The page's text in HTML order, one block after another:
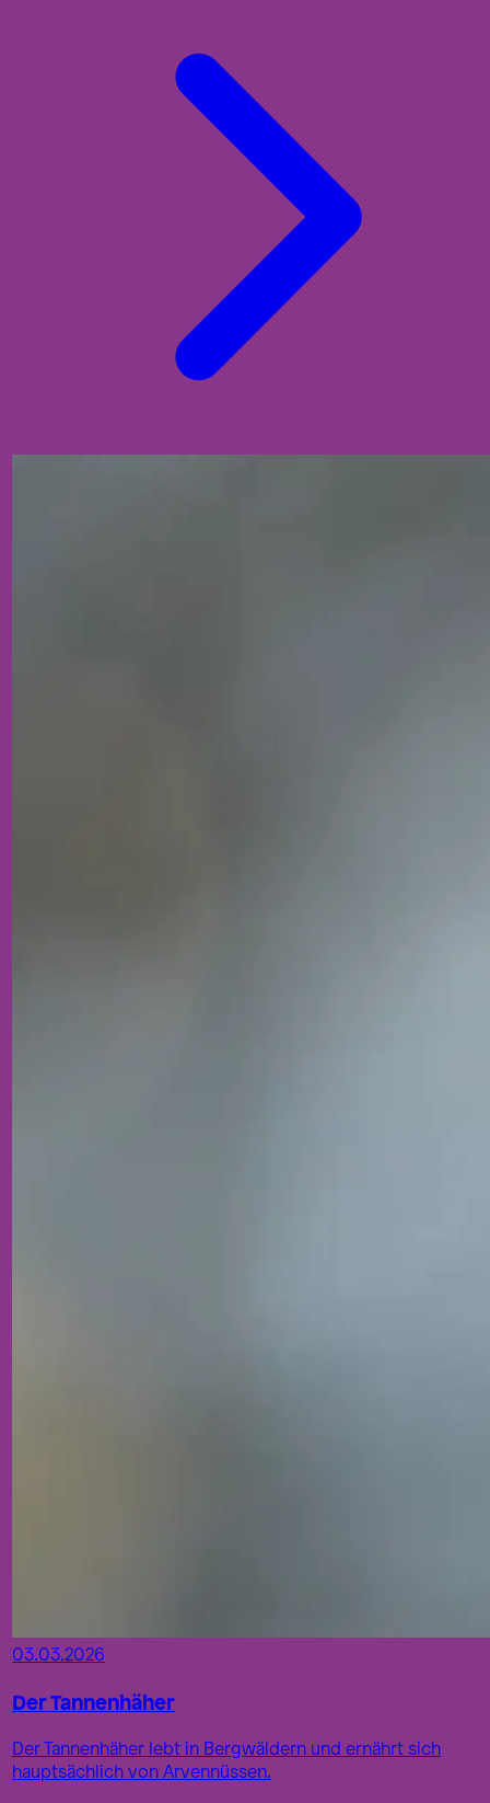
03.03.2026
Der Tannenhäher
Der Tannenhäher lebt in Bergwäldern und ernährt sich
hauptsächlich von Arvennüssen.